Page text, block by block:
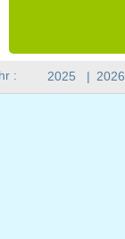
: 2025 | 2026